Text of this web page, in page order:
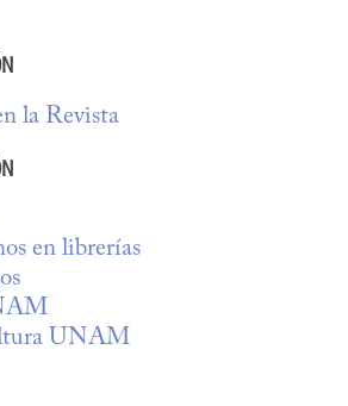
la Revista
en librerías
UNAM